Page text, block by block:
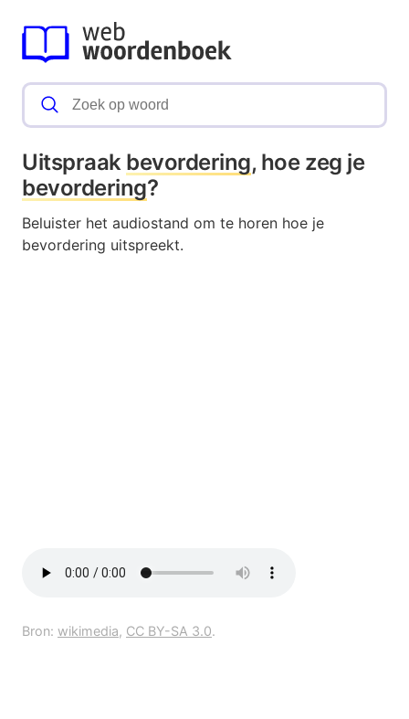
Uitspraak bevordering, hoe zeg je
bevordering?
Beluister het audiostand om te horen hoe je
bevordering uitspreekt.
Bron: wikimedia, CC BY-SA 3.0.